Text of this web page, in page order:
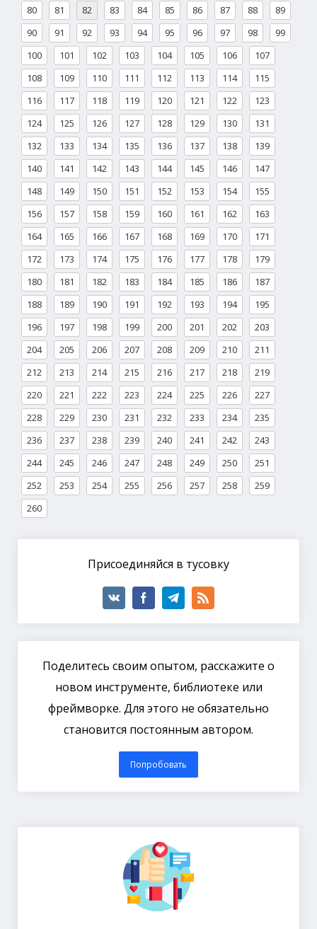
80
81 82 83 84 85 86 87 88
89
90
91 92 93 94 95 96 97 98
99
100
101 102 103 104 105 106
107
108
109 110 111 112 113 114
115
116
117 118 119 120 121 122
123
124
125 126 127 128 129 130
131
132
133 134 135 136 137 138
139
140
141 142 143 144 145 146
147
148
149 150 151 152 153 154
155
156
157 158 159 160 161 162
163
164
165 166 167 168 169 170
171
172
173 174 175 176 177 178
179
180
181 182 183 184 185 186
187
188
189 190 191 192 193 194
195
196
197 198 199 200 201 202
203
204
205 206 207 208 209 210
211
212
213 214 215 216 217 218
219
220
221 222 223 224 225 226
227
228
229 230 231 232 233 234
235
236
237 238 239 240 241 242
243
244
245 246 247 248 249 250
251
252
253 254 255 256 257 258
259
260
Присоединяйся в тусовку
Поделитесь своим опытом, расскажите о
новом инструменте, библиотеке или
фреймворке. Для этого не обязательно
становится постоянным автором.
Попробовать